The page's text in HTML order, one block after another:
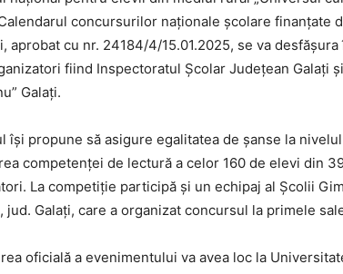
concursurilor naționale școlare finanțate
aprobat cu nr. 24184/4/15.01.2025, se va
fiind Inspectoratul Școlar Județean Galați
Galați.
își propune să asigure egalitatea de șanse la
competenței de lectură a celor 160 de elevi din
La competiție participă și un echipaj al Școlii
jud. Galați, care a organizat concursul la primele
oficială a evenimentului va avea loc la